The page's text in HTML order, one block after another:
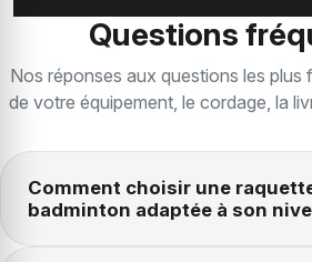
Questions
Nos réponses aux questions les plus
de votre équipement, le cordage, la
Comment choisir une
badminton adaptée à son